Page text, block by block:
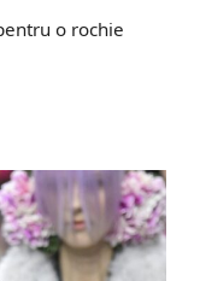
o rochie